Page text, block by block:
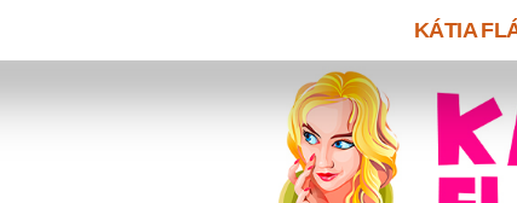
KÁTIA